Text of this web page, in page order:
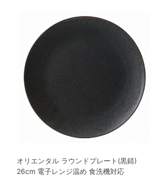
オリエンタル ラウンドプレート(黒錆)
26cm 電子レンジ温め 食洗機対応